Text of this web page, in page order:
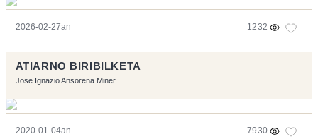
2026-02-27an 1232
ATIARNO BIRIBILKETA
Jose Ignazio Ansorena Miner
2020-01-04an 7930